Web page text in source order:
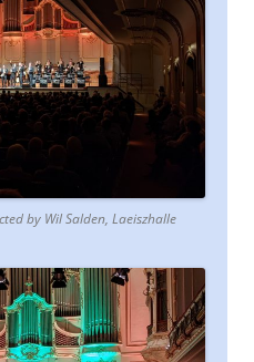
by Wil Salden, Laeiszhalle